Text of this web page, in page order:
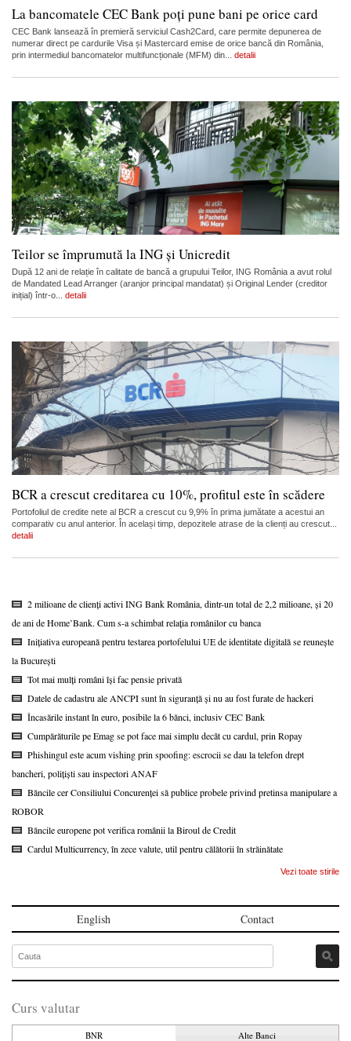
La bancomatele CEC Bank poți pune bani pe orice card
CEC Bank lansează în premieră serviciul Cash2Card, care permite depunerea de
numerar direct pe cardurile Visa și Mastercard emise de orice bancă din România,
prin intermediul bancomatelor multifuncționale (MFM) din... detalii
Teilor se împrumută la ING și Unicredit
După 12 ani de relație în calitate de bancă a grupului Teilor, ING România a avut rolul
de Mandated Lead Arranger (aranjor principal mandatat) și Original Lender (creditor
inițial) într-o... detalii
BCR a crescut creditarea cu 10%, profitul este în scădere
Portofoliul de credite nete al BCR a crescut cu 9,9% în prima jumătate a acestui an
comparativ cu anul anterior. În același timp, depozitele atrase de la clienți au crescut...
detalii
2 milioane de clienți activi ING Bank România, dintr-un total de 2,2 milioane, și 20
de ani de Home’Bank. Cum s-a schimbat relația românilor cu banca
Inițiativa europeană pentru testarea portofelului UE de identitate digitală se reunește
la București
Tot mai mulți români își fac pensie privată
Datele de cadastru ale ANCPI sunt în siguranță și nu au fost furate de hackeri
Încasările instant în euro, posibile la 6 bănci, inclusiv CEC Bank
Cumpărăturile pe Emag se pot face mai simplu decât cu cardul, prin Ropay
Phishingul este acum vishing prin spoofing: escrocii se dau la telefon drept
bancheri, polițiști sau inspectori ANAF
Băncile cer Consiliului Concurenței să publice probele privind pretinsa manipulare a
ROBOR
Băncile europene pot verifica românii la Biroul de Credit
Cardul Multicurrency, în zece valute, util pentru călătorii în străinătate
Vezi toate stirile
English Contact
Curs valutar
BNR Alte Banci